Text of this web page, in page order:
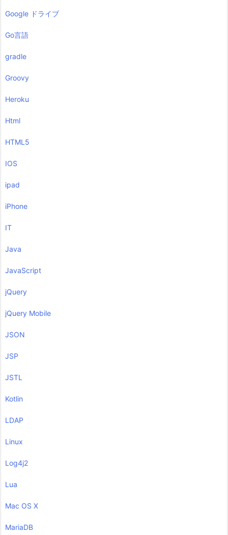
Google ドライブ
Go言語
gradle
Groovy
Heroku
Html
HTML5
IOS
ipad
iPhone
IT
Java
JavaScript
jQuery
jQuery Mobile
JSON
JSP
JSTL
Kotlin
LDAP
Linux
Log4j2
Lua
Mac OS X
MariaDB